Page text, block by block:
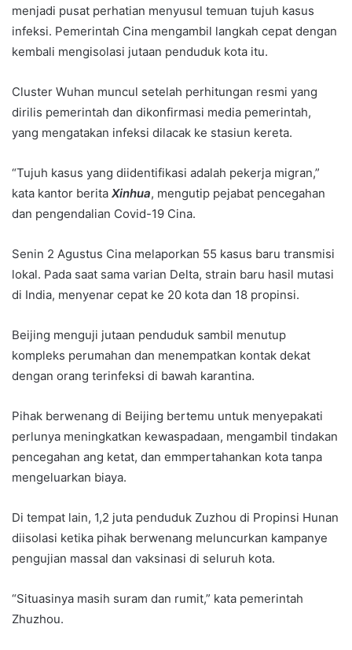
menjadi pusat perhatian menyusul temuan tujuh kasus
infeksi. Pemerintah Cina mengambil langkah cepat dengan
kembali mengisolasi jutaan penduduk kota itu.
Cluster Wuhan muncul setelah perhitungan resmi yang
dirilis pemerintah dan dikonfirmasi media pemerintah,
yang mengatakan infeksi dilacak ke stasiun kereta.
“Tujuh kasus yang diidentifikasi adalah pekerja migran,”
kata kantor berita Xinhua, mengutip pejabat pencegahan
dan pengendalian Covid-19 Cina.
Senin 2 Agustus Cina melaporkan 55 kasus baru transmisi
lokal. Pada saat sama varian Delta, strain baru hasil mutasi
di India, menyenar cepat ke 20 kota dan 18 propinsi.
Beijing menguji jutaan penduduk sambil menutup
kompleks perumahan dan menempatkan kontak dekat
dengan orang terinfeksi di bawah karantina.
Pihak berwenang di Beijing bertemu untuk menyepakati
perlunya meningkatkan kewaspadaan, mengambil tindakan
pencegahan ang ketat, dan emmpertahankan kota tanpa
mengeluarkan biaya.
Di tempat lain, 1,2 juta penduduk Zuzhou di Propinsi Hunan
diisolasi ketika pihak berwenang meluncurkan kampanye
pengujian massal dan vaksinasi di seluruh kota.
“Situasinya masih suram dan rumit,” kata pemerintah
Zhuzhou.